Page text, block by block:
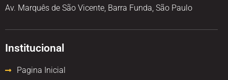
Av. Marquês de São Vicente, Barra Funda, São Paulo
Institucional
Pagina Inicial